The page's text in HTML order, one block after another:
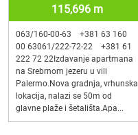
115,696 m
063/160-00-63 +381 63 160
00 63061/222-72-22 +381 61
222 72 22Izdavanje apartmana
na Srebrnom jezeru u vili
Palermo.Nova gradnja, vrhunska
lokacija, nalazi se 50m od
glavne plaže i šetališta.Apa...